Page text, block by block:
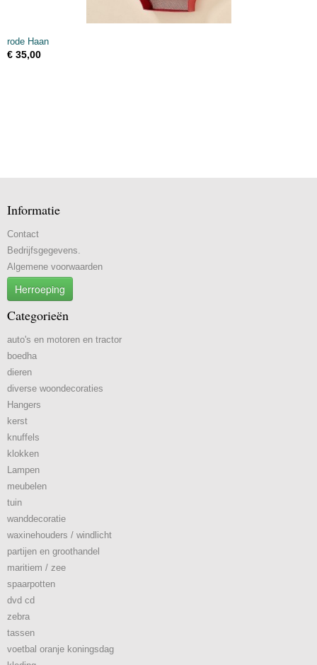
rode Haan
€ 35,00
Informatie
Contact
Bedrijfsgegevens.
Algemene voorwaarden
Herroeping
Categorieën
auto's en motoren en tractor
boedha
dieren
diverse woondecoraties
Hangers
kerst
knuffels
klokken
Lampen
meubelen
tuin
wanddecoratie
waxinehouders / windlicht
partijen en groothandel
maritiem / zee
spaarpotten
dvd cd
zebra
tassen
voetbal oranje koningsdag